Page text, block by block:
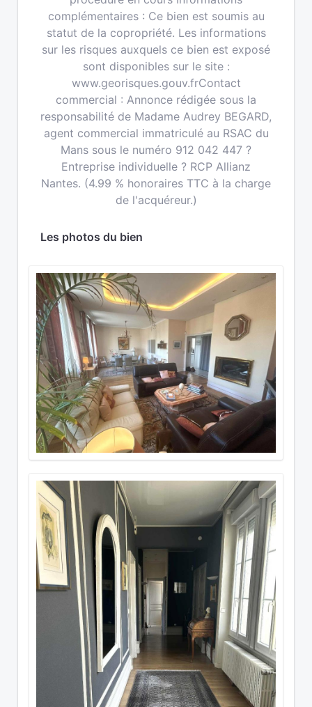
complémentaires : Ce bien est soumis au
statut de la copropriété. Les informations
sur les risques auxquels ce bien est exposé
sont disponibles sur le site :
www.georisques.gouv.frContact
commercial : Annonce rédigée sous la
responsabilité de Madame Audrey BEGARD,
agent commercial immatriculé au RSAC du
Mans sous le numéro 912 042 447 ?
Entreprise individuelle ? RCP Allianz
Nantes. (4.99 % honoraires TTC à la charge
de l'acquéreur.)
Les photos du bien